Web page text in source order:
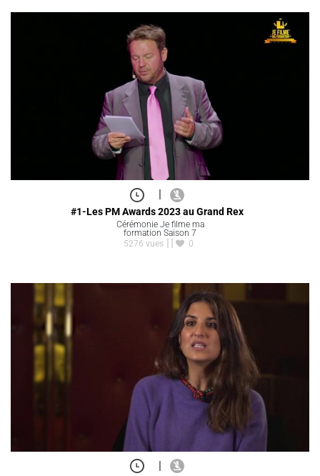
#1-Les PM Awards 2023 au Grand Rex
Cérémonie Je filme ma
formation Saison 7
5276 vues
0
|